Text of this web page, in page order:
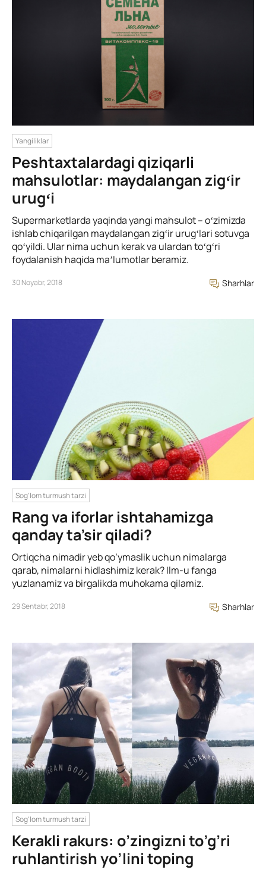
Yangiliklar
Peshtaxtalardagi qiziqarli
mahsulotlar: maydalangan zigʻir
urugʻi
Supermarketlarda yaqinda yangi mahsulot – oʻzimizda
ishlab chiqarilgan maydalangan zigʻir urugʻlari sotuvga
qoʻyildi. Ular nima uchun kerak va ulardan toʻgʻri
foydalanish haqida maʼlumotlar beramiz.
30 Noyabr, 2018 Sharhlar
Sog'lom turmush tarzi
Rang va iforlar ishtahamizga
qanday ta’sir qiladi?
Ortiqcha nimadir yeb qo’ymaslik uchun nimalarga
qarab, nimalarni hidlashimiz kerak? Ilm-u fanga
yuzlanamiz va birgalikda muhokama qilamiz.
29 Sentabr, 2018 Sharhlar
Sog'lom turmush tarzi
Kerakli rakurs: o’zingizni to’g’ri
ruhlantirish yo’lini toping